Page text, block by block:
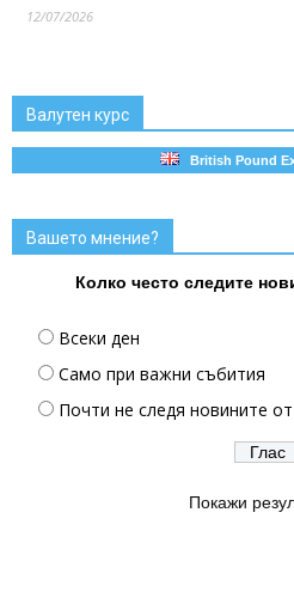
12/07/2026
Валутен курс
British Pound
Вашето мнение?
Колко често следите
Всеки ден
Само при важни събития
Почти не следя новините
Покажи